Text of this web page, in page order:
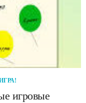
игровые